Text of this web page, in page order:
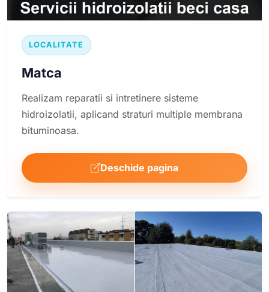
LOCALITATE
Matca
Realizam reparatii si intretinere sisteme
hidroizolatii, aplicand straturi multiple membrana
bituminoasa.
Deschide pagina